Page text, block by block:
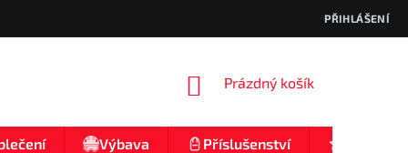
PŘIHLÁŠENÍ
NÁKUPNÍ
Prázdný košík
Výbava Příslušenství